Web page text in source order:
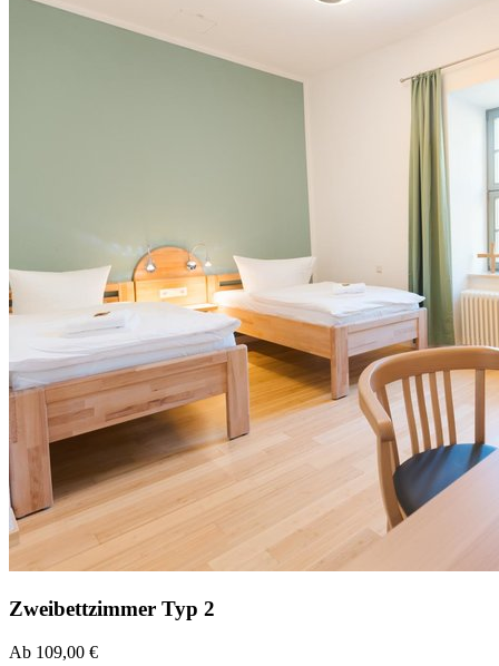
Zweibettzimmer Typ 2
Ab 109,00 €